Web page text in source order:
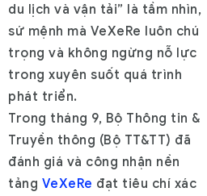
du lịch và vận tải” là tầm nhìn,
sứ mệnh mà VeXeRe luôn chú
trọng và không ngừng nỗ lực
trong xuyên suốt quá trình
phát triển.
Trong tháng 9, Bộ Thông tin &
Truyền thông (Bộ TT&TT) đã
đánh giá và công nhận nền
tảng VeXeRe đạt tiêu chí xác